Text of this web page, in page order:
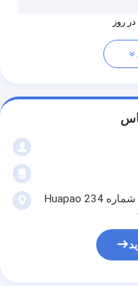
F12، عمارت بین المللی Xincheng A، شماره 234 Huapao